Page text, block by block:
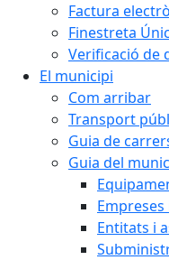
Factura
Finestreta
Verificació de
El municipi
Com arribar
Transport
Guia de
Guia del
Entitats i